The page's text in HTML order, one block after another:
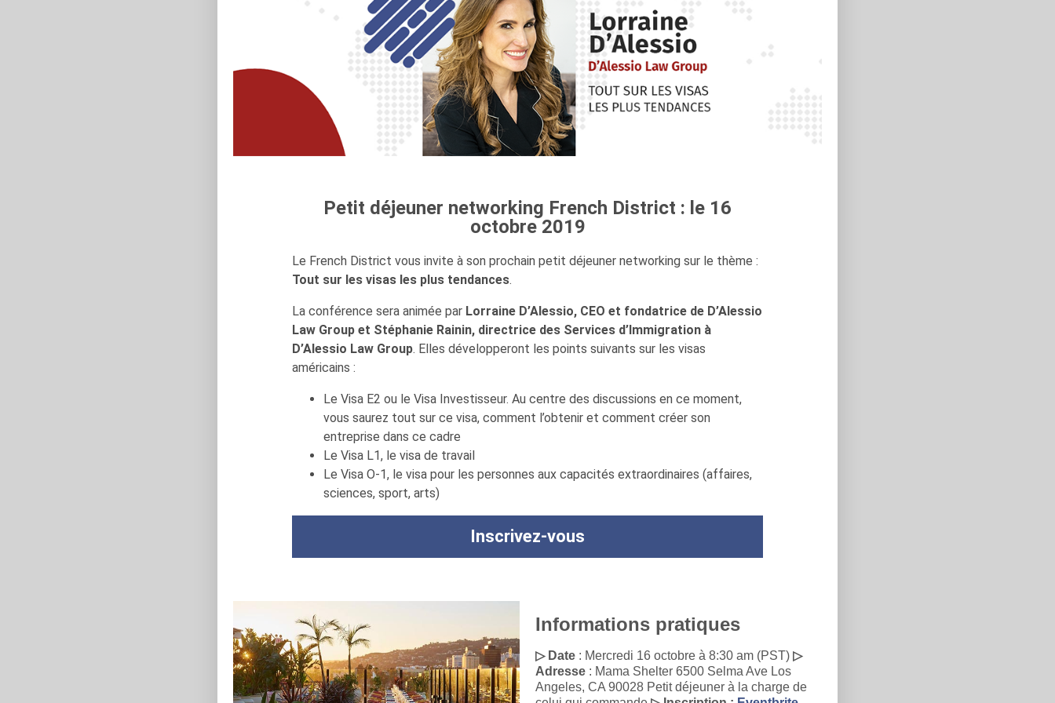
Petit déjeuner networking French District : le 16
octobre 2019
Le French District vous invite à son prochain petit déjeuner networking sur le thème :
Tout sur les visas les plus tendances.
La conférence sera animée par Lorraine D’Alessio, CEO et fondatrice de D’Alessio
Law Group et Stéphanie Rainin, directrice des Services d’Immigration à
D’Alessio Law Group. Elles développeront les points suivants sur les visas
américains :
Le Visa E2 ou le Visa Investisseur. Au centre des discussions en ce moment,
vous saurez tout sur ce visa, comment l’obtenir et comment créer son
entreprise dans ce cadre
Le Visa L1, le visa de travail
Le Visa O-1, le visa pour les personnes aux capacités extraordinaires (affaires,
sciences, sport, arts)
Inscrivez-vous
Informations pratiques
▷ Date : Mercredi 16 octobre à 8:30 am (PST) ▷
Adresse : Mama Shelter 6500 Selma Ave Los
Angeles, CA 90028 Petit déjeuner à la charge de